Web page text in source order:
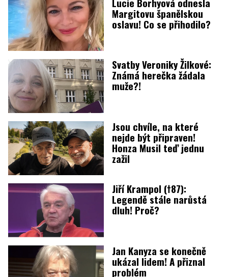
Margitovu španělskou
oslavu! Co se přihodilo?
Svatby Veroniky Žilkové:
Známá herečka žádala
muže?!
Jsou chvíle, na které
nejde být připraven!
Honza Musil teď jednu
zažil
Jiří Krampol (†87):
Legendě stále narůstá
dluh! Proč?
Jan Kanyza se konečně
ukázal lidem! A přiznal
problém